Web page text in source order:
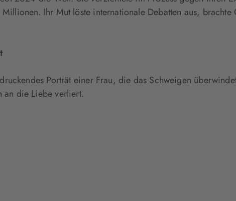
Ihr Mut löste internationale Debatten aus, brachte
Porträt einer Frau, die das Schweigen
an die Liebe verliert.